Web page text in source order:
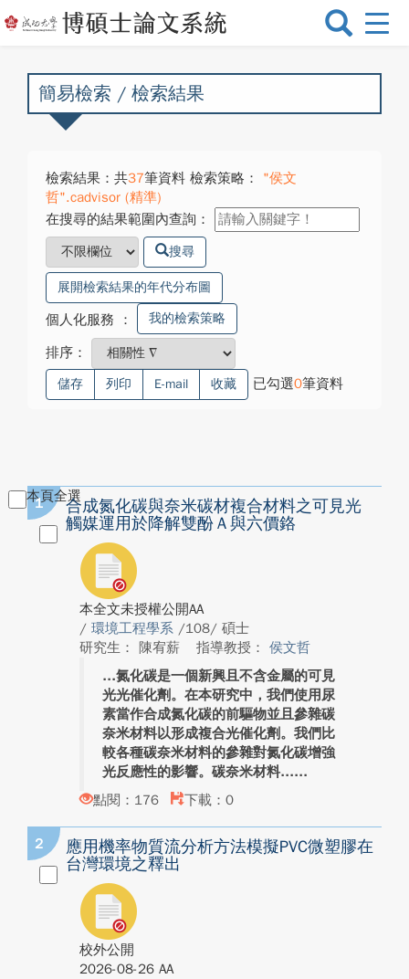
選
換
簡易檢索 / 檢索結果
檢索結果：共37筆資料 檢索策略：
"侯文
哲".cadvisor (精準)
在搜尋的結果範圍內查詢：
搜尋
展開檢索結果的年代分布圖
個人化服務 ： 我的檢索策略
排序：
儲存 列印 E-mail 收藏 已勾選0筆資料
本頁全選
1
合成氮化碳與奈米碳材複合材料之可見光
觸媒運用於降解雙酚Ａ與六價鉻
本全文未授權公開AA
/ 環境工程學系 /108/ 碩士
研究生： 陳宥薪
指導教授： 侯文哲
氮化碳是一個新興且不含金屬的可見
光光催化劑。在本研究中，我們使用尿
素當作合成氮化碳的前驅物並且參雜碳
奈米材料以形成複合光催化劑。我們比
較各種碳奈米材料的參雜對氮化碳增強
光反應性的影響。碳奈米材料...
點閱：176
下載：0
2
應用機率物質流分析方法模擬PVC微塑膠在
台灣環境之釋出
校外公開
2026-08-26 AA